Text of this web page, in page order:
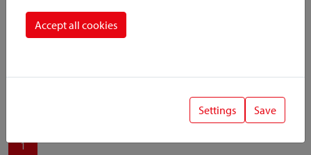
Système de fixation
1
Accept all cookies
Settings Save